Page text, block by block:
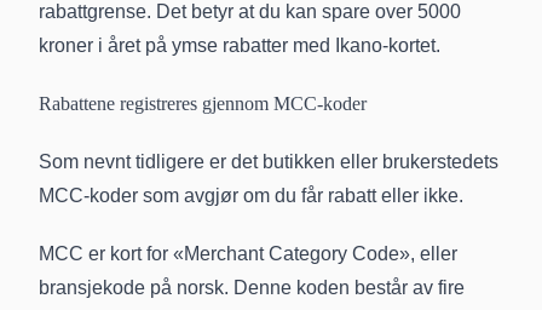
rabattgrense. Det betyr at du kan spare over 5000
kroner i året på ymse rabatter med Ikano-kortet.
Rabattene registreres gjennom MCC-koder
Som nevnt tidligere er det butikken eller brukerstedets
MCC-koder som avgjør om du får rabatt eller ikke.
MCC er kort for «Merchant Category Code», eller
bransjekode på norsk. Denne koden består av fire